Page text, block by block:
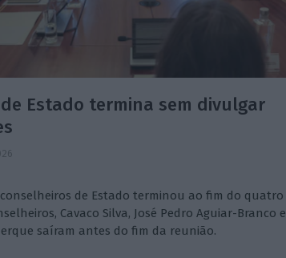
Estado termina sem divulgar
de Estado terminou ao fim do quatro
Cavaco Silva, José Pedro Aguiar-Branco e
saíram antes do fim da reunião.